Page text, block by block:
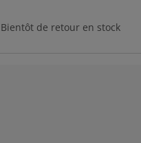
Bientôt de retour en stock